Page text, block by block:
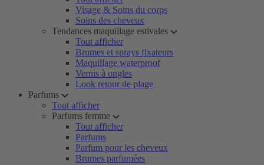
Visage & Soins du corps
Soins des cheveux
Tendances maquillage estivales
Tout afficher
Brumes et sprays fixateurs
Maquillage waterproof
Vernis à ongles
Look retour de plage
Parfums
Tout afficher
Parfums femme
Tout afficher
Parfums
Parfum pour les cheveux
Brumes parfumées